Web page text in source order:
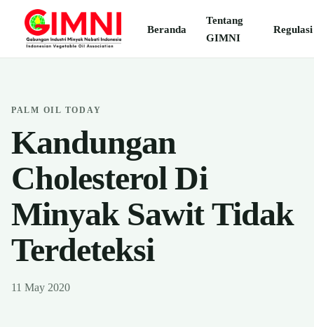
Beranda
Tentang
GIMNI
Regulasi
PALM OIL TODAY
Kandungan
Cholesterol Di
Minyak Sawit Tidak
Terdeteksi
11 May 2020